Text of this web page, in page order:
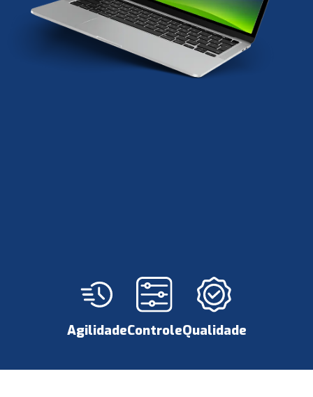
AgilidadeControleQualidade